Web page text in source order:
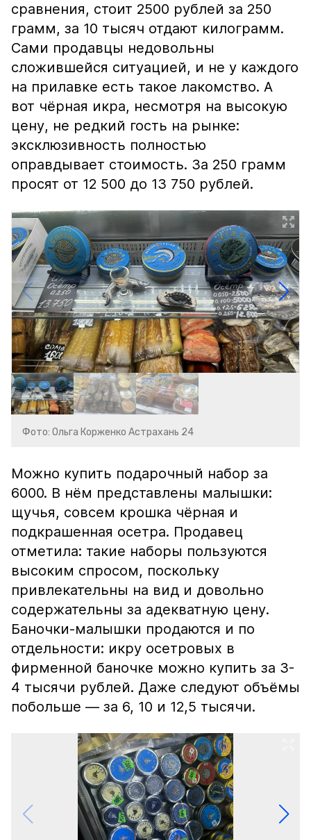
сравнения, стоит 2500 рублей за 250
грамм, за 10 тысяч отдают килограмм.
Сами продавцы недовольны
сложившейся ситуацией, и не у каждого
на прилавке есть такое лакомство. А
вот чёрная икра, несмотря на высокую
цену, не редкий гость на рынке:
эксклюзивность полностью
оправдывает стоимость. За 250 грамм
просят от 12 500 до 13 750 рублей.
Фото: Ольга Корженко Астрахань 24
Можно купить подарочный набор за
6000. В нём представлены малышки:
щучья, совсем крошка чёрная и
подкрашенная осетра. Продавец
отметила: такие наборы пользуются
высоким спросом, поскольку
привлекательны на вид и довольно
содержательны за адекватную цену.
Баночки-малышки продаются и по
отдельности: икру осетровых в
фирменной баночке можно купить за 3-
4 тысячи рублей. Даже следуют объёмы
побольше — за 6, 10 и 12,5 тысячи.